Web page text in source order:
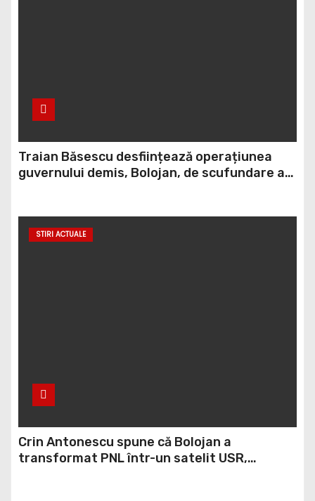
Traian Băsescu desființează operațiunea
guvernului demis, Bolojan, de scufundare a
STIRI ACTUALE
Crin Antonescu spune că Bolojan a
transformat PNL într-un satelit USR,